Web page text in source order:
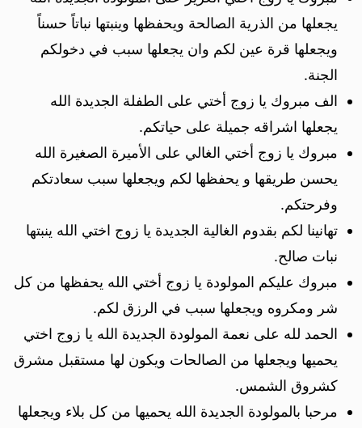
يجعلها من الذرية الصالحة ويحفظها وينبتها نباتاً حسناً
ويجعلها قرة عين لكم وان يجعلها سبب في دخولكم
الجنة.
الف مبروك يا زوج أختي على الطفلة الجديدة الله
يجعلها اشراقه جميلة على حياتكم.
مبروك يا زوج أختي الغالي على الأميرة الصغيرة الله
يحسن طريقها و يحفظها لكم ويجعلها سبب سعادتكم
وفرحتكم.
تهانينا لكم بقدوم الغالية الجديدة يا زوج اختي الله ينبتها
نبات صالح.
مبروك عليكم المولودة يا زوج أختي الله يحفظها من كل
شر ومكروه ويجعلها سبب في الرزق لكم.
الحمد لله على نعمة المولودة الجديدة الله يا زوج اختي
يحميها ويجعلها من الصالحات ويكون لها مستقبل مشرق
كشروق الشمس.
مرحبا بالمولودة الجديدة الله يحميها من كل بلاء ويجعلها